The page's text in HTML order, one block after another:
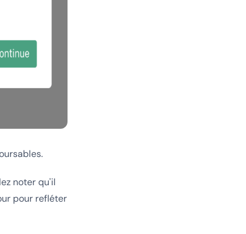
noter qu'il
pour refléter